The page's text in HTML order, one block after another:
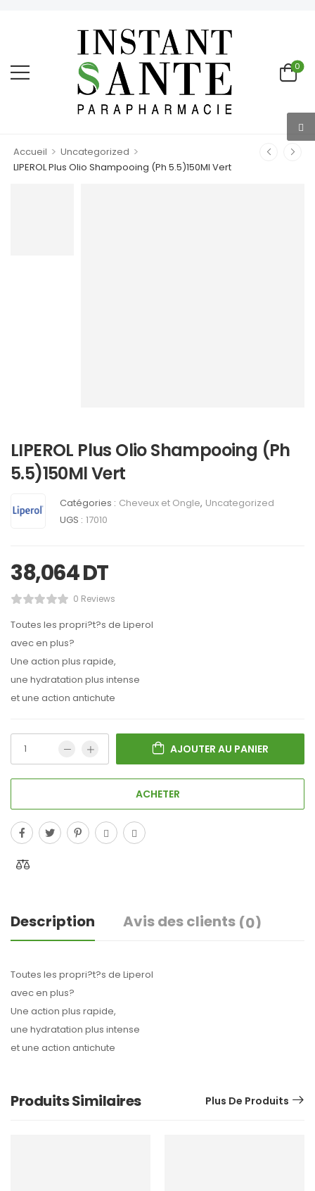
0
Accueil > Uncategorized >
LIPEROL Plus Olio Shampooing (Ph 5.5)150Ml Vert
LIPEROL Plus Olio Shampooing (Ph
5.5)150Ml Vert
Catégories : Cheveux et Ongle, Uncategorized
UGS : 17010
38,064DT
0 Reviews
Toutes les propri?t?s de Liperol
avec en plus?
Une action plus rapide,
une hydratation plus intense
et une action antichute
AJOUTER AU PANIER
ACHETER
Description Avis des clients (0)
Toutes les propri?t?s de Liperol
avec en plus?
Une action plus rapide,
une hydratation plus intense
et une action antichute
Produits Similaires Plus De Produits